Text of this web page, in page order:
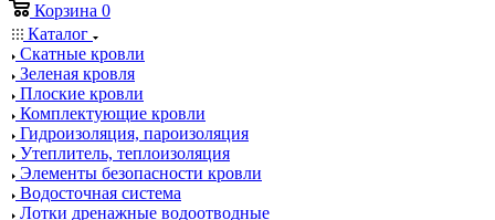
Корзина 0
Каталог
Скатные кровли
Зеленая кровля
Плоские кровли
Комплектующие кровли
Гидроизоляция, пароизоляция
Утеплитель, теплоизоляция
Элементы безопасности кровли
Водосточная система
Лотки дренажные водоотводные